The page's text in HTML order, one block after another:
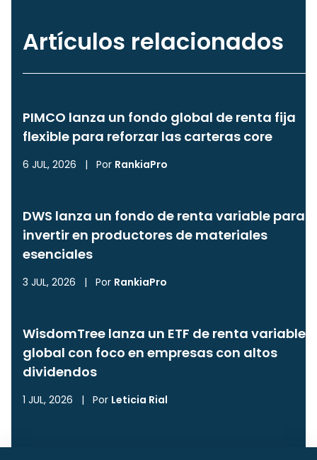
Artículos relacionados
PIMCO lanza un fondo global de renta fija
flexible para reforzar las carteras core
6 JUL, 2026 | Por RankiaPro
DWS lanza un fondo de renta variable para
invertir en productores de materiales
esenciales
3 JUL, 2026 | Por RankiaPro
WisdomTree lanza un ETF de renta variable
global con foco en empresas con altos
dividendos
1 JUL, 2026 | Por Leticia Rial